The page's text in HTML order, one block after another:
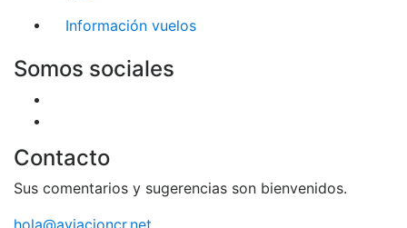
Información vuelos
Somos sociales
Contacto
Sus comentarios y sugerencias son bienvenidos.